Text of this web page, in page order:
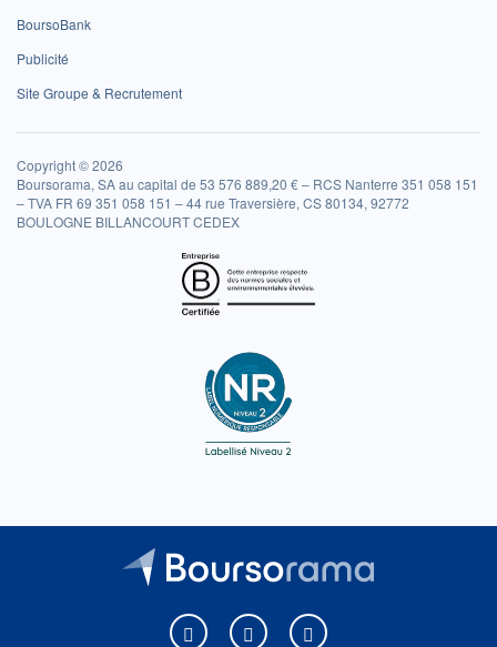
BoursoBank
Publicité
Site Groupe & Recrutement
Copyright © 2026
Boursorama, SA au capital de 53 576 889,20 € – RCS Nanterre 351 058 151
– TVA FR 69 351 058 151 – 44 rue Traversière, CS 80134, 92772
BOULOGNE BILLANCOURT CEDEX
Boursorama sur Facebook
Boursorama sur XBoursorama sur